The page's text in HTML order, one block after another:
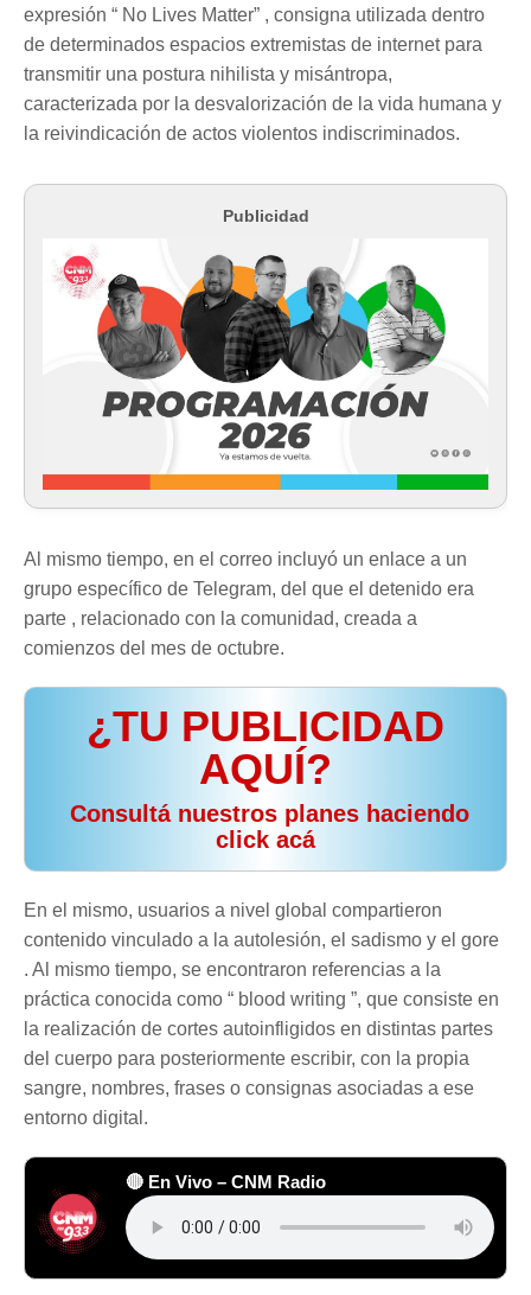
expresión “ No Lives Matter” , consigna utilizada dentro
de determinados espacios extremistas de internet para
transmitir una postura nihilista y misántropa,
caracterizada por la desvalorización de la vida humana y
la reivindicación de actos violentos indiscriminados.
Publicidad
Al mismo tiempo, en el correo incluyó un enlace a un
grupo específico de Telegram, del que el detenido era
parte , relacionado con la comunidad, creada a
comienzos del mes de octubre.
¿TU PUBLICIDAD
AQUÍ?
️ Consultá nuestros planes haciendo
click acá
En el mismo, usuarios a nivel global compartieron
contenido vinculado a la autolesión, el sadismo y el gore
. Al mismo tiempo, se encontraron referencias a la
práctica conocida como “ blood writing ”, que consiste en
la realización de cortes autoinfligidos en distintas partes
del cuerpo para posteriormente escribir, con la propia
sangre, nombres, frases o consignas asociadas a ese
entorno digital.
🔴 En Vivo – CNM Radio